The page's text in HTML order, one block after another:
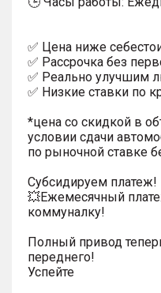
✅ Цена ниже
✅ Рассрочка без
✅ Реально улучшим
✅ Низкие ставки по
*цена со скидкой в
условии сдачи
по рыночной ставке
Субсидируем платеж!
💥Ежемесячный
коммуналку!
Полный привод
переднего!
Успейте